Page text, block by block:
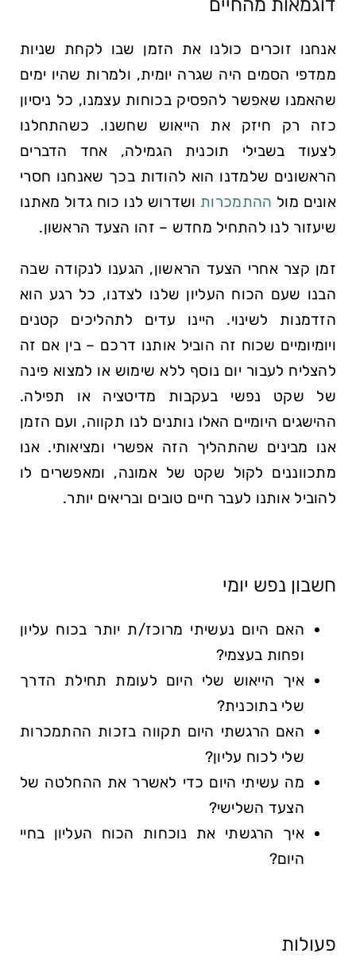
אנחנו זוכרים כולנו את הזמן שבו לקחת שניות
ממדפי הסמים היה שגרה יומית, ולמרות שהיו ימים
שהאמנו שאפשר להפסיק בכוחות עצמנו, כל ניסיון
כזה רק חיזק את הייאוש שחשנו. כשהתחלנו
לצעוד בשבילי תוכנית הגמילה, אחד הדברים
הראשונים שלמדנו הוא להודות בכך שאנחנו חסרי
אונים מול ההתמכרות ושדרוש לנו כוח גדול מאתנו
שיעזור לנו להתחיל מחדש – זהו הצעד הראשון.
זמן קצר אחרי הצעד הראשון, הגענו לנקודה שבה
הבנו שעם הכוח העליון שלנו לצדנו, כל רגע הוא
הזדמנות לשינוי. היינו עדים לתהליכים קטנים
ויומיומיים שכוח זה הוביל אותנו דרכם – בין אם זה
להצליח לעבור יום נוסף ללא שימוש או למצוא פינה
של שקט נפשי בעקבות מדיטציה או תפילה.
ההישגים היומיים האלו נותנים לנו תקווה, ועם הזמן
אנו מבינים שהתהליך הזה אפשרי ומציאותי. אנו
מתכווננים לקול שקט של אמונה, ומאפשרים לו
להוביל אותנו לעבר חיים טובים ובריאים יותר.
חשבון נפש יומי
האם היום נעשיתי מרוכז/ת יותר בכוח עליון
ופחות בעצמי?
איך הייאוש שלי היום לעומת תחילת הדרך
שלי בתוכנית?
האם הרגשתי היום תקווה בזכות ההתמכרות
שלי לכוח עליון?
מה עשיתי היום כדי לאשרר את ההחלטה של
הצעד השלישי?
איך הרגשתי את נוכחות הכוח העליון בחיי
היום?
פעולות